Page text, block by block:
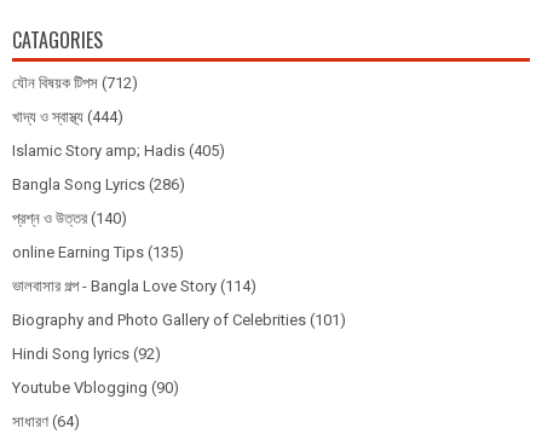
CATAGORIES
যৌন বিষয়ক টিপস (712)
খাদ্য ও স্বাস্থ্য (444)
Islamic Story amp; Hadis (405)
Bangla Song Lyrics (286)
প্রশ্ন ও উত্তর (140)
online Earning Tips (135)
ভালবাসার গল্প - Bangla Love Story (114)
Biography and Photo Gallery of Celebrities (101)
Hindi Song lyrics (92)
Youtube Vblogging (90)
সাধারণ (64)